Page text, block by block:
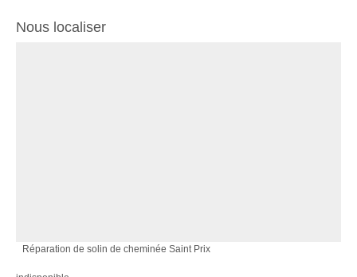
Nous localiser
Réparation de solin de cheminée Saint Prix